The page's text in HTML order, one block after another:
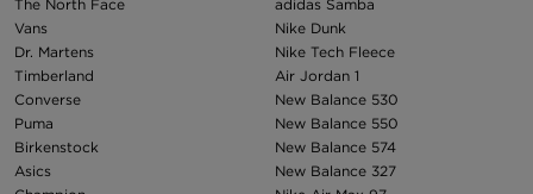
The North Face
Vans
Dr. Martens
Timberland
Converse
Puma
Birkenstock
Asics
adidas Samba
Nike Dunk
Nike Tech Fleece
Air Jordan 1
New Balance 530
New Balance 550
New Balance 574
New Balance 327